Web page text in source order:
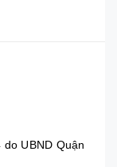
UBND Quận